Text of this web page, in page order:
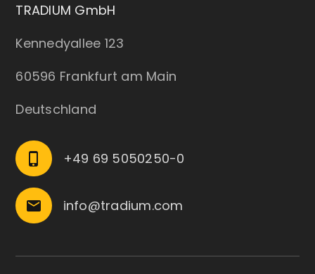
TRADIUM GmbH
Kennedyallee 123
60596 Frankfurt am Main
Deutschland
phone_iphone +49 69 5050250-0
email info@tradium.com